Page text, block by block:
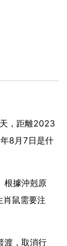
，距離2023
8月7日是什
根據沖剋原
鼠需要注
渡，取消行